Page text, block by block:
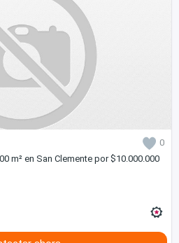
0
m² en San Clemente por $10.000.000